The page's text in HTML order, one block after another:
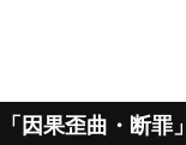
「因果歪曲・断